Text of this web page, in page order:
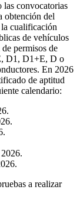
las convocatorias
obtención del
cualificación
de vehículos
permisos de
D1, D1+E, D o
En 2026
de aptitud
calendario:
a realizar